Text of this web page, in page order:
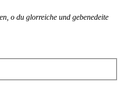
o du glorreiche und gebenedeite